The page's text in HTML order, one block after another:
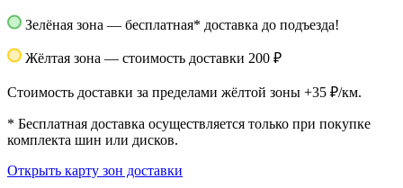
Зелёная зона — бесплатная* доставка до подъезда!
Жёлтая зона — стоимость доставки 200 ₽
Стоимость доставки за пределами жёлтой зоны +35 ₽/км.
* Бесплатная доставка осуществляется только при покупке
комплекта шин или дисков.
Открыть карту зон доставки